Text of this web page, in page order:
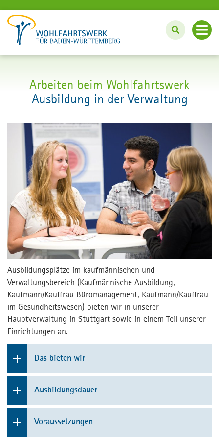
Arbeiten beim Wohlfahrtswerk
Individuell arbeiten mit PEP
Ausbildung, Studium und Praktikum
Aktuelle Stellenangebote
Wohlfahrtswerk.de
Kontakt
Kontakt
Presse
MPortal
Interner Bereich
Arbeiten beim Wohlfahrtswerk
Ausbildung in der Verwaltung
Ausbildungsplätze im kaufmännischen und
Verwaltungsbereich (Kaufmännische Ausbildung,
Kaufmann/Kauffrau Büromanagement, Kaufmann/Kauffrau
im Gesundheitswesen) bieten wir in unserer
Hauptverwaltung in Stuttgart sowie in einem Teil unserer
Einrichtungen an.
Das bieten wir
Eine vielfältige und abwechslungsreiche
kaufmännische Ausbildung durch Einsätze in
unseren unterschiedlichen Fachabteilungen,
Rechnungswesen, Bau- und Immobilien sowie
Ausbildungsdauer
Die Ausbildungsdauer beträgt 3 Jahre.
Voraussetzungen